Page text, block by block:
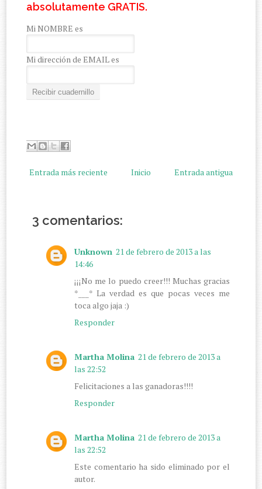
absolutamente GRATIS.
Mi NOMBRE es
Mi dirección de EMAIL es
Entrada más reciente Entrada antigua
Inicio
3 comentarios:
Unknown 21 de febrero de 2013 a las
14:46
¡¡¡No me lo puedo creer!!! Muchas gracias
*___* La verdad es que pocas veces me
toca algo jaja :)
Responder
Martha Molina 21 de febrero de 2013 a
las 22:52
Felicitaciones a las ganadoras!!!!
Responder
Martha Molina 21 de febrero de 2013 a
las 22:52
Este comentario ha sido eliminado por el
autor.